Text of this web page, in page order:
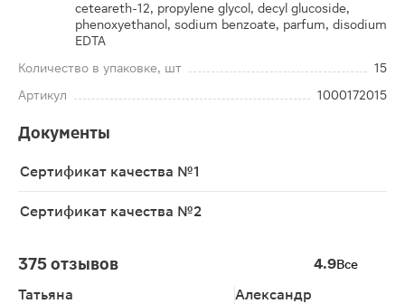
ceteareth-12, propylene glycol, decyl glucoside,
phenoxyethanol, sodium benzoate, parfum, disodium
EDTA
Количество в упаковке, шт
15
Артикул
1000172015
Документы
Сертификат качества №1
Сертификат качества №2
375 отзывов 4.9Все
Татьяна Александр